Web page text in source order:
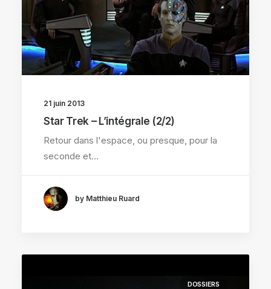
21 juin 2013
Star Trek – L’intégrale (2/2)
Retour dans l'espace, ou presque, pour la
seconde et…
by Matthieu Ruard
DOSSIERS